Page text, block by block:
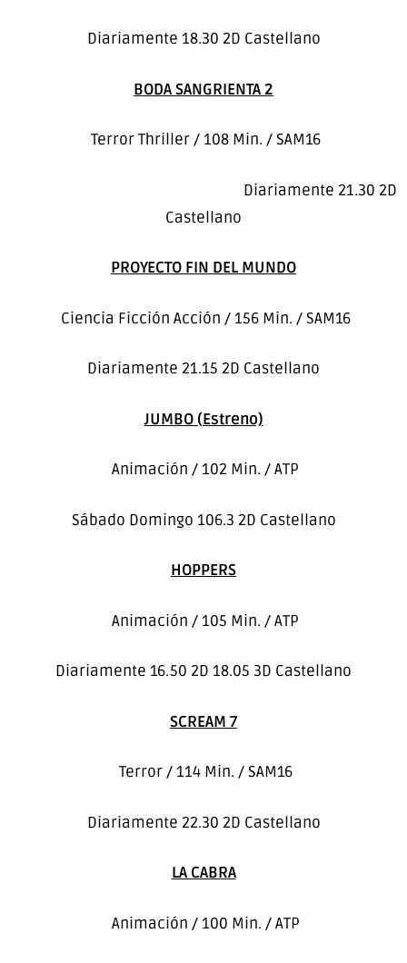
Diariamente 18.30 2D Castellano
BODA SANGRIENTA 2
Terror Thriller / 108 Min. / SAM16
Diariamente 21.30 2D
Castellano
PROYECTO FIN DEL MUNDO
Ciencia Ficción Acción / 156 Min. / SAM16
Diariamente 21.15 2D Castellano
JUMBO (Estreno)
Animación / 102 Min. / ATP
Sábado Domingo 106.3 2D Castellano
HOPPERS
Animación / 105 Min. / ATP
Diariamente 16.50 2D 18.05 3D Castellano
SCREAM 7
Terror / 114 Min. / SAM16
Diariamente 22.30 2D Castellano
LA CABRA
Animación / 100 Min. / ATP